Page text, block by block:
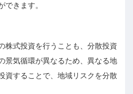
できます。
株式投資を行うことも、分散投資
景気循環が異なるため、異なる地
資することで、地域リスクを分散